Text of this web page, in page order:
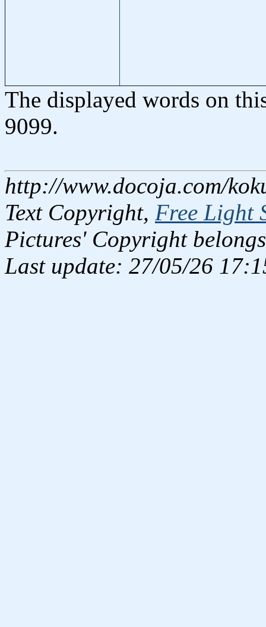
The displayed words on
9099.
http://www.docoja.com/
Text Copyright, Free Light
Pictures' Copyright
Last update: 27/05/26